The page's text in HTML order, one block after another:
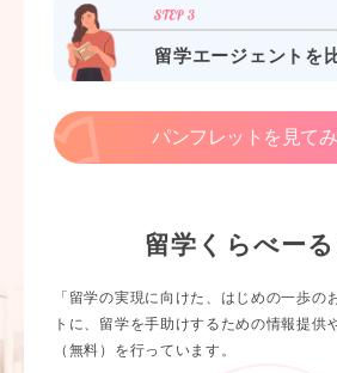
留学エージェントを
パンフレットを見てみ
留学くらべー
「留学の実現に向けた、はじめの一歩の
トに、留学を手助けするための情報提供
（無料）を行っています。